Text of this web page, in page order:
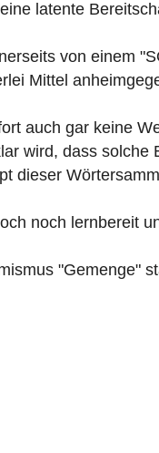
latente
von einem
Mittel
auch gar keine
wird, dass solche
dieser
noch lernbereit
"Gemenge"